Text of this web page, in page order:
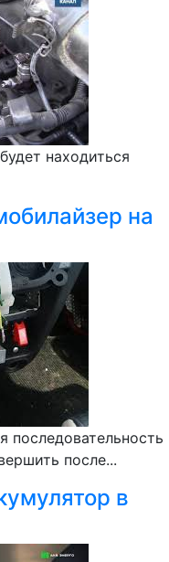
находиться
на
последовательность
после...
в